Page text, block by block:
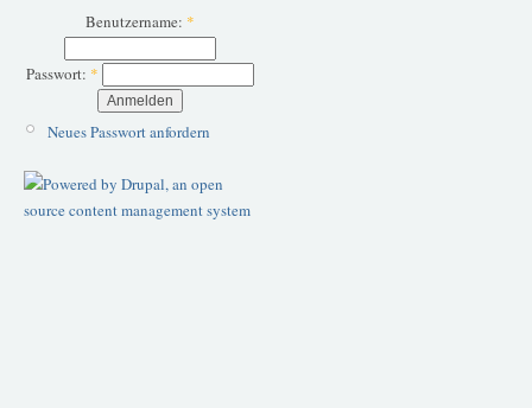
Benutzername: *
Passwort: *
Neues Passwort anfordern